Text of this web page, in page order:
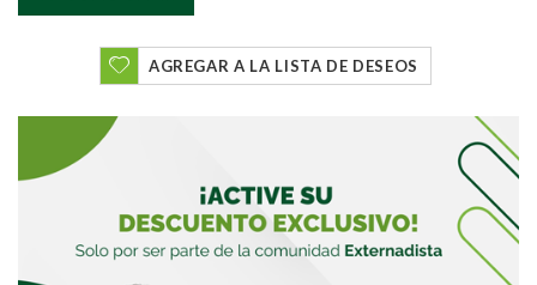
Buscar
AGREGAR A LA LISTA DE DESEOS